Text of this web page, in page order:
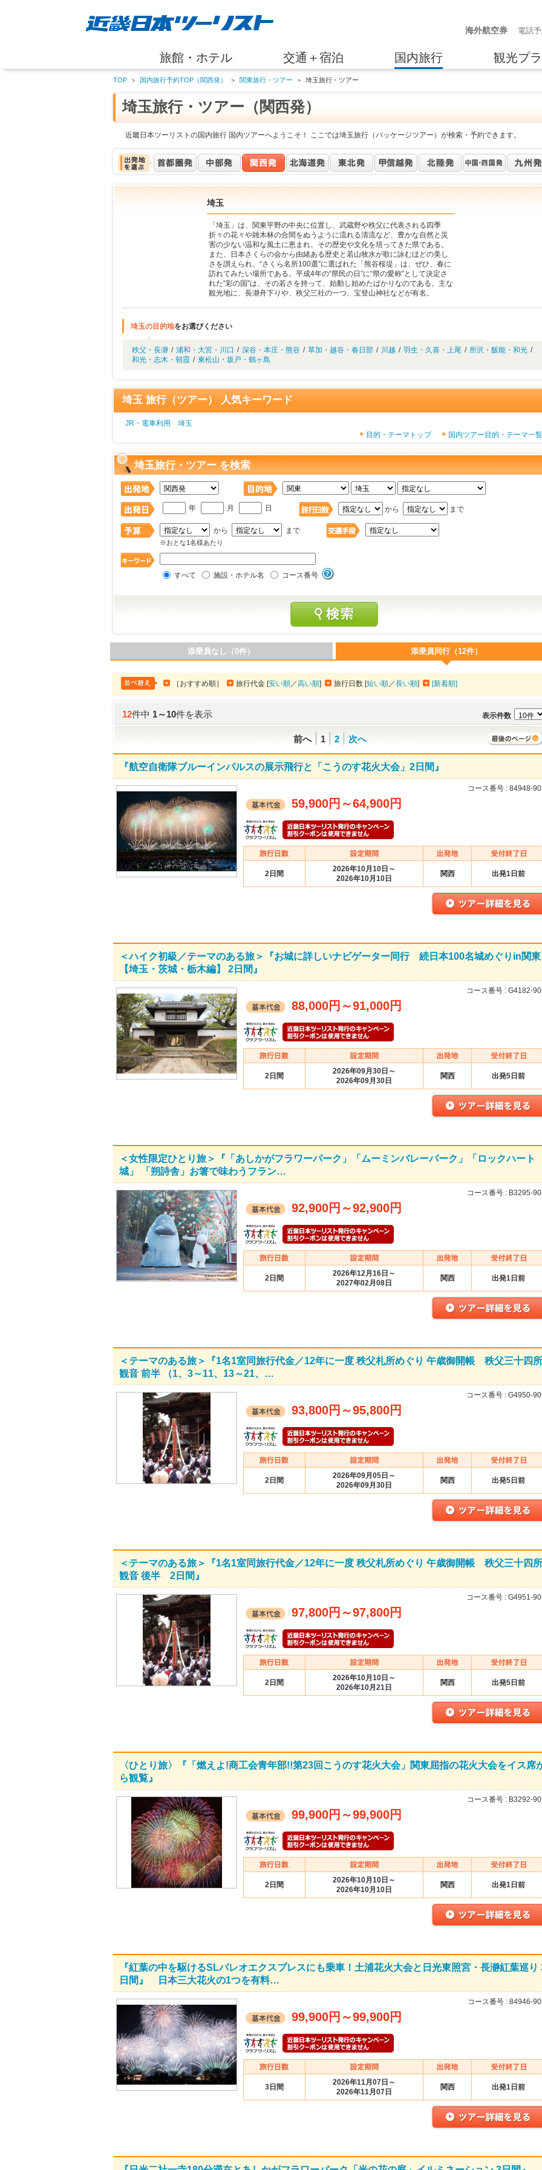
海外航空券 電話
旅館・ホテル 交通＋宿泊 国内旅行 観光プ
TOP ＞ 国内旅行予約TOP（関西発） ＞ 関東旅行・ツアー ＞ 埼玉旅行・ツアー
埼玉旅行・ツアー（関西発）
近畿日本ツーリストの国内旅行 国内ツアーへようこそ！ ここでは埼玉旅行（パッケージツアー）が検索・予約できます。
埼玉
「埼玉」は、関東平野の中央に位置し、武蔵野や秩父に代表される四季
折々の花々や雑木林の合間をぬうように流れる清流など、豊かな自然と災
害の少ない温和な風土に恵まれ、その歴史や文化を培ってきた県である。
また、日本さくらの会から由緒ある歴史と若山牧水が歌に詠むほどの美し
さを讃えられ、“さくら名所100選”に選ばれた「熊谷桜堤」は、ぜひ、春に
訪れてみたい場所である。平成4年の“県民の日”に“県の愛称”として決定さ
れた“彩の国”は、その若さを持って、始動し始めたばかりなのである。主な
観光地に、長瀞舟下りや、秩父三社の一つ、宝登山神社などが有名。
埼玉の目的地をお選びください
秩父・長瀞 / 浦和・大宮・川口 / 深谷・本庄・熊谷 / 草加・越谷・春日部 / 川越 / 羽生・久喜・上尾 / 所沢・飯能・和光 /
和光・志木・朝霞 / 東松山・坂戸・鶴ヶ島
埼玉 旅行（ツアー） 人気キーワード
JR・電車利用 埼玉
目的・テーマトップ
国内ツアー目的・テーマ一覧
埼玉旅行・ツアー を検索
年 月 日 から まで
から まで
※おとな1名様あたり
すべて 施設・ホテル名 コース番号
添乗員なし（0件） 添乗員同行（12件）
［おすすめ順］ 旅行代金 [安い順／高い順] 旅行日数 [短い順／長い順] [新着順]
12件中1～10件を表示 表示件数
前へ 1 2 次へ
『航空自衛隊ブルーインパルスの展示飛行と「こうのす花火大会」2日間』
コース番号 : 84948-
59,900円 ～64,900円
2日間
2026年10月10日～
2026年10月10日
関西 出発1日前
＜ハイク初級／テーマのある旅＞『お城に詳しいナビゲーター同行 続日本100名城めぐりin関東
【埼玉・茨城・栃木編】 2日間』
コース番号 : G4182-
88,000円 ～91,000円
2日間
2026年09月30日～
2026年09月30日
関西 出発5日前
＜女性限定ひとり旅＞『「あしかがフラワーパーク」「ムーミンバレーパーク」「ロックハート
城」 「朔詩舎」お箸で味わうフラン…
コース番号 : B3295-
92,900円 ～92,900円
2日間
2026年12月16日～
2027年02月08日
関西 出発1日前
＜テーマのある旅＞『1名1室同旅行代金／12年に一度 秩父札所めぐり 午歳御開帳 秩父三十四所
観音 前半 （1、3～11、13～21、…
コース番号 : G4950-
93,800円 ～95,800円
2日間
2026年09月05日～
2026年09月30日
関西 出発5日前
＜テーマのある旅＞『1名1室同旅行代金／12年に一度 秩父札所めぐり 午歳御開帳 秩父三十四所
観音 後半 2日間』
コース番号 : G4951-
97,800円 ～97,800円
2日間
2026年10月10日～
2026年10月21日
関西 出発5日前
〈ひとり旅〉『「燃えよ!商工会青年部!!第23回こうのす花火大会」関東屈指の花火大会をイス席
ら観覧』
コース番号 : B3292-
99,900円 ～99,900円
2日間
2026年10月10日～
2026年10月10日
関西 出発1日前
『紅葉の中を駆けるSLパレオエクスプレスにも乗車！土浦花火大会と日光東照宮・長瀞紅葉巡り
日間』 日本三大花火の1つを有料…
コース番号 : 84946-
99,900円 ～99,900円
3日間
2026年11月07日～
2026年11月07日
関西 出発1日前